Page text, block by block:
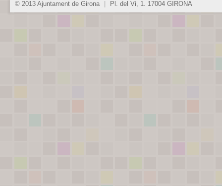
© 2013 Ajuntament de Girona Pl. del Vi, 1. 17004 GIRONA